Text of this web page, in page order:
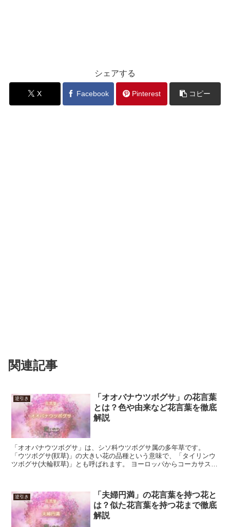
シェアする
X Facebook Pinterest コピー
関連記事
逆引き
「オオバナウツボグサ」の花言葉
とは？色や由来など花言葉を徹底
解説
「オオバナウツボグサ」は、シソ科ウツボグサ属の多年草です。
「ウツボグサ(靫草)」の大きい花の品種という意味で、「タイリンウ
ツボグサ(大輪靫草)」とも呼ばれます。 ヨーロッパからコーカサス地
逆引き
「夫婦円満」の花言葉を持つ花と
は？似た花言葉を持つ花まで徹底
解説